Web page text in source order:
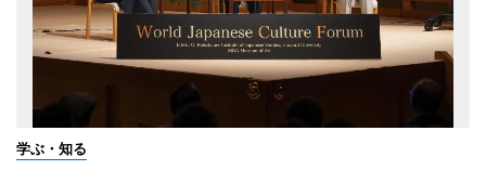
学ぶ・知る